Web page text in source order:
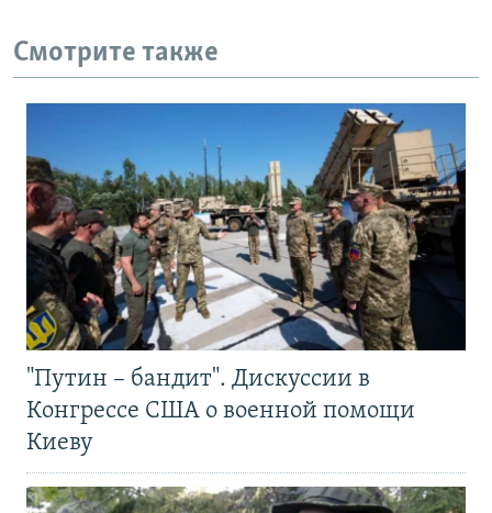
Смотрите также
"Путин – бандит". Дискуссии в
Конгрессе США о военной помощи
Киеву